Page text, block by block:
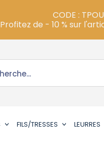
FILS/TRESSES LEURRES
CODE :
Profitez de - 10 % sur